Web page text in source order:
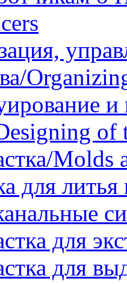
и
of
Molds
для литья
для
для